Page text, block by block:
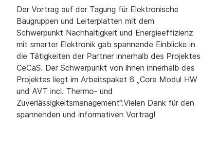
Der Vortrag auf der Tagung für Elektronische
Baugruppen und Leiterplatten mit dem
Schwerpunkt Nachhaltigkeit und Energieeffizienz
mit smarter Elektronik gab spannende Einblicke in
die Tätigkeiten der Partner innerhalb des Projektes
CeCaS. Der Schwerpunkt von ihnen innerhalb des
Projektes liegt im Arbeitspaket 6 „Core Modul HW
und AVT incl. Thermo- und
Zuverlässigkeitsmanagement“.Vielen Dank für den
spannenden und informativen Vortrag!